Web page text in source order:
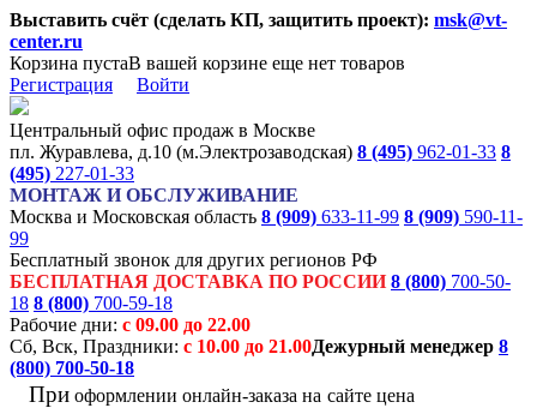
Выставить счёт (сделать КП, защитить проект): msk@vt-
center.ru
Корзина пустаВ вашей корзине еще нет товаров
Регистрация
Войти
Центральный офис продаж в Москве
пл. Журавлева, д.10 (м.Электрозаводская) 8 (495) 962-01-33 8
(495) 227-01-33
МОНТАЖ И ОБСЛУЖИВАНИЕ
Москва и Московская область 8 (909) 633-11-99 8 (909) 590-11-
99
Бесплатный звонок для других регионов РФ
БЕСПЛАТНАЯ ДОСТАВКА ПО РОССИИ 8 (800) 700-50-
18 8 (800) 700-59-18
Рабочие дни: с 09.00 до 22.00
Сб, Вск, Праздники: с 10.00 до 21.00Дежурный менеджер 8
(800) 700-50-18
При оформлении онлайн-заказа на сайте цена